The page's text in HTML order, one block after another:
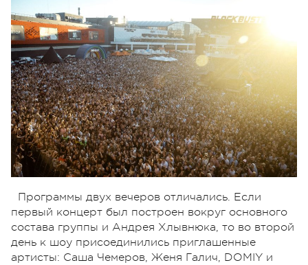
Программы двух вечеров отличались. Если
первый концерт был построен вокруг основного
состава группы и Андрея Хлывнюка, то во второй
день к шоу присоединились приглашенные
артисты: Саша Чемеров, Женя Галич, DOMIY и